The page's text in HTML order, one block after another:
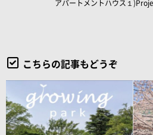
アパートメントハウス１
こちらの記事もどうぞ